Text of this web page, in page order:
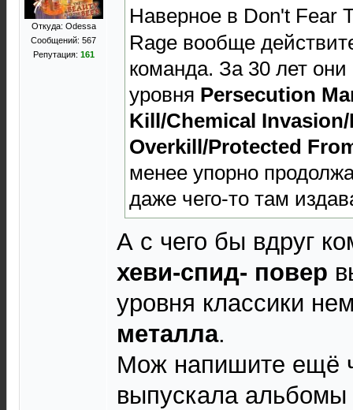
Откуда: Odessa
Сообщений: 567
Репутация: 161
Наверное в Don't Fear
Rage вообще
команда. За 30 лет
уровня Persecution
Kill/Chemical
Overkill/Protected
менее упорно
даже чего-то там
А с чего бы вдруг
хеви-спид- повер
уровня классики
металла.
Мож напишите ещё
выпускала